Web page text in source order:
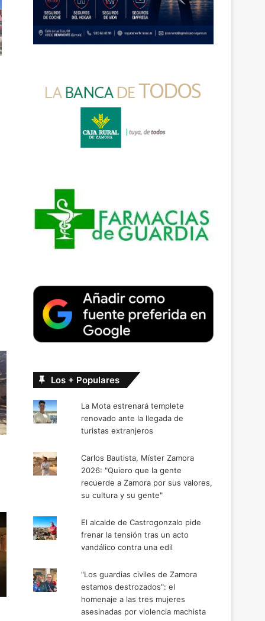
Los + Populares
La Mota estrenará templete
renovado ante la llegada de
turistas extranjeros
Carlos Bautista, Míster Zamora
2026: "Quiero que la gente
recuerde a Zamora por sus valores,
su cultura y su gente"
El alcalde de Castrogonzalo pide
frenar la tensión tras un acto
vandálico contra una edil
"Los guardias civiles de Zamora
estamos destrozados": el
homenaje a las tres mujeres
asesinadas por violencia machista